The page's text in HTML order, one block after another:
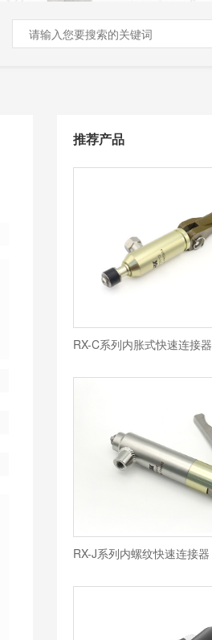
推荐产品
RX-C系列内胀式快速连接器
RX-J系列内螺纹快速连接器